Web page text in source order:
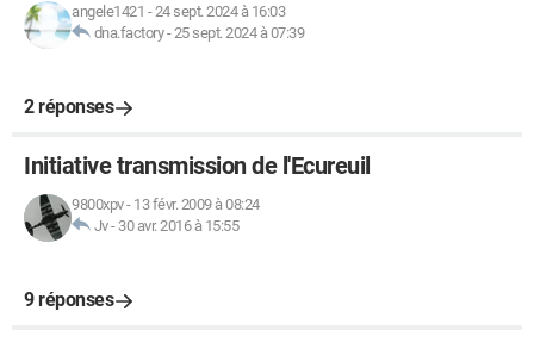
angele1421 -24 sept. 2024 à 16:03
dna.factory-25 sept. 2024 à 07:39
2 réponses
Initiative transmission de l'Ecureuil
9800xpv- 13 févr. 2009 à 08:24
Jv- 30 avr. 2016 à 15:55
9 réponses